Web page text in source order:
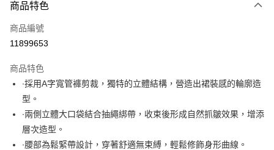
信用卡一次付款
超商取貨付款
Apple Pay
悠遊付
大哥付你分期
相關說明
商品特色
商品編號
11899653
商品特色
∙採用A字寬管褲剪裁，獨特的立體結構，營造出裙裝感的輪廓造
型。
∙兩側立體大口袋結合抽繩綁帶，收束後形成自然抓皺效果，增添
層次造型。
∙腰部為鬆緊帶設計，穿著舒適無束縛，輕鬆修飾身形曲線。